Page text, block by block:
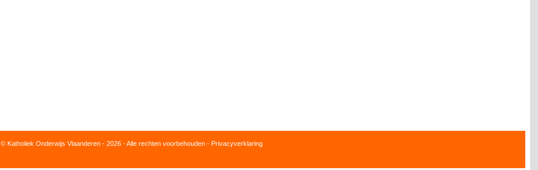
© Katholiek Onderwijs Vlaanderen - 2026 - Alle rechten voorbehouden - Privacyverklaring